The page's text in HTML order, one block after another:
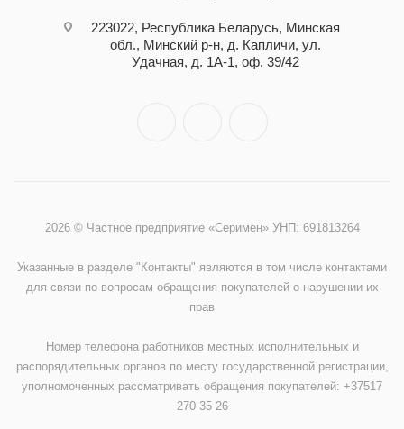
223022, Республика Беларусь, Минская
обл., Минский р-н, д. Капличи, ул.
Удачная, д. 1А-1, оф. 39/42
2026 © Частное предприятие «Серимен» УНП: 691813264
Указанные в разделе "Контакты" являются в том числе контактами
для связи по вопросам обращения покупателей о нарушении их
прав
Номер телефона работников местных исполнительных и
распорядительных органов по месту государственной регистрации,
уполномоченных рассматривать обращения покупателей: +37517
270 35 26